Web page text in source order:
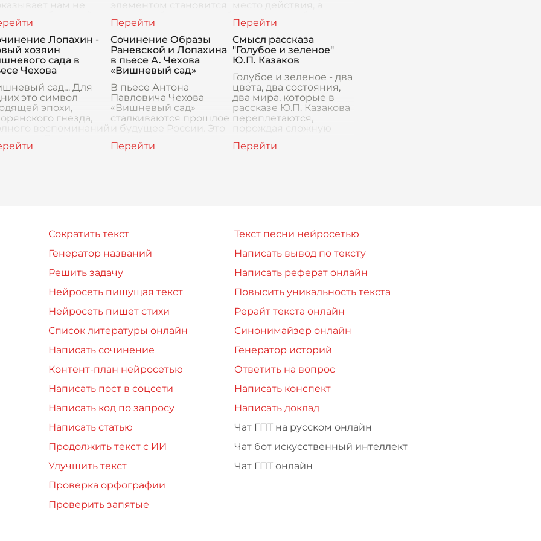
нам не
семьи в
но и передает
элементом становится
наполняется глубоким
смыслом и значением
для каждого
персонажа. Этот сад с
место действия, а
сложный символ,
пронизывающий все
произведение. Он
является отражением
ухо
Лопахин -
хозяин
сада в
Чехова
сад… Для
это символ
эпохи,
гнезда,
воспоминаний
земля, которую
Сочинение Образы
Раневской и Лопахина
в пьесе А. Чехова
«Вишневый сад»
В пьесе Антона
Павловича Чехова
«Вишневый сад»
сталкиваются прошлое
и будущее России. Это
уходит старый мир с
Смысл рассказа
"Голубое и зеленое"
Ю.П. Казаков
Голубое и зеленое - два
цвета, два состояния,
два мира, которые в
рассказе Ю.П. Казакова
переплетаются,
порождая сложную
чувств и переживаний.
Сократить текст
Генератор названий
Решить задачу
Нейросеть пишущая текст
Нейросеть пишет стихи
Список литературы онлайн
Написать сочинение
Контент-план нейросетью
Написать пост в соцсети
Написать код по запросу
Написать статью
Продолжить текст с ИИ
Улучшить текст
Проверка орфографии
Проверить запятые
Текст песни нейросетью
Написать вывод по тексту
Написать реферат онлайн
Повысить уникальность текста
Рерайт текста онлайн
Синонимайзер онлайн
Генератор историй
Ответить на вопрос
Написать конспект
Написать доклад
Чат ГПТ на русском онлайн
Чат бот искусственный интеллект
Чат ГПТ онлайн